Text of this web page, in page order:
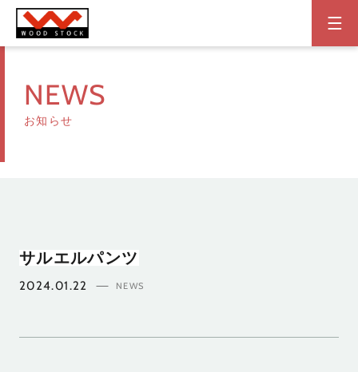
NEWS
お知らせ
サルエルパンツ
2024.01.22 NEWS